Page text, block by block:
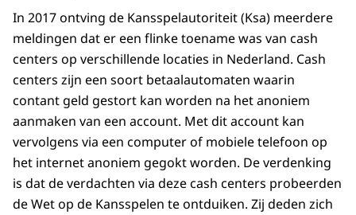
In 2017 ontving de Kansspelautoriteit (Ksa) meerdere
meldingen dat er een flinke toename was van cash
centers op verschillende locaties in Nederland. Cash
centers zijn een soort betaalautomaten waarin
contant geld gestort kan worden na het anoniem
aanmaken van een account. Met dit account kan
vervolgens via een computer of mobiele telefoon op
het internet anoniem gegokt worden. De verdenking
is dat de verdachten via deze cash centers probeerden
de Wet op de Kansspelen te ontduiken. Zij deden zich